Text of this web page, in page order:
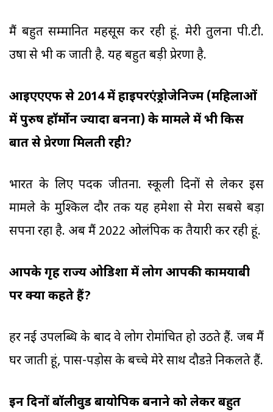
मैं बहुत सम्मानित महसूस कर रही हूं. मेरी तुलना पी.टी.
उषा से भी की जाती है. यह बहुत बड़ी प्रेरणा है.
आइएएएफ से 2014 में हाइपरएंड्रोजेनिज्म (महिलाओं
में पुरुष हॉर्मोन ज्यादा बनना) के मामले में भी किस
बात से प्रेरणा मिलती रही?
भारत के लिए पदक जीतना. स्कूली दिनों से लेकर इस
मामले के मुश्किल दौर तक यह हमेशा से मेरा सबसे बड़ा
सपना रहा है. अब मैं 2022 ओलंपिक की तैयारी कर रही हूं.
आपके गृह राज्य ओडिशा में लोग आपकी कामयाबी
पर क्या कहते हैं?
हर नई उपलब्धि के बाद वे लोग रोमांचित हो उठते हैं. जब मैं
घर जाती हूं, पास-पड़ोस के बच्चे मेरे साथ दौडऩे निकलते हैं.
इन दिनों बॉलीवुड बायोपिक बनाने को लेकर बहुत